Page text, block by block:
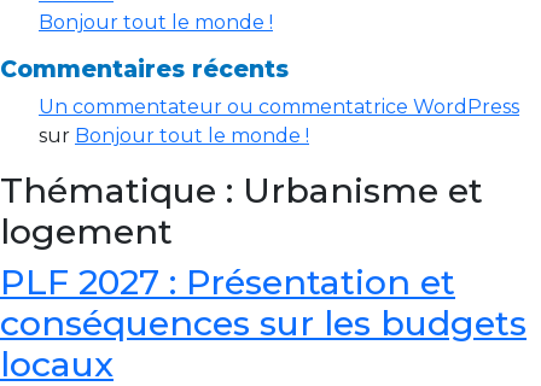
Bonjour tout le monde !
Commentaires récents
Un commentateur ou commentatrice WordPress
sur Bonjour tout le monde !
Thématique : Urbanisme et
logement
PLF 2027 : Présentation et
conséquences sur les budgets
locaux